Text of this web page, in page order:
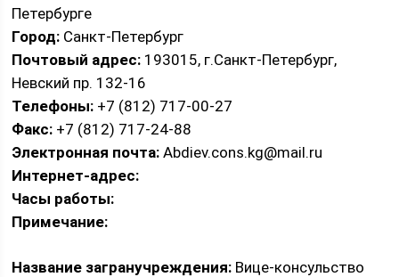
Петербурге
Город: Санкт-Петербург
Почтовый адрес: 193015, г.Санкт-Петербург,
Невский пр. 132-16
Телефоны: +7 (812) 717-00-27
Факс: +7 (812) 717-24-88
Электронная почта: Abdiev.cons.kg@mail.ru
Интернет-адрес:
Часы работы:
Примечание:
Название загранучреждения: Вице-консульство